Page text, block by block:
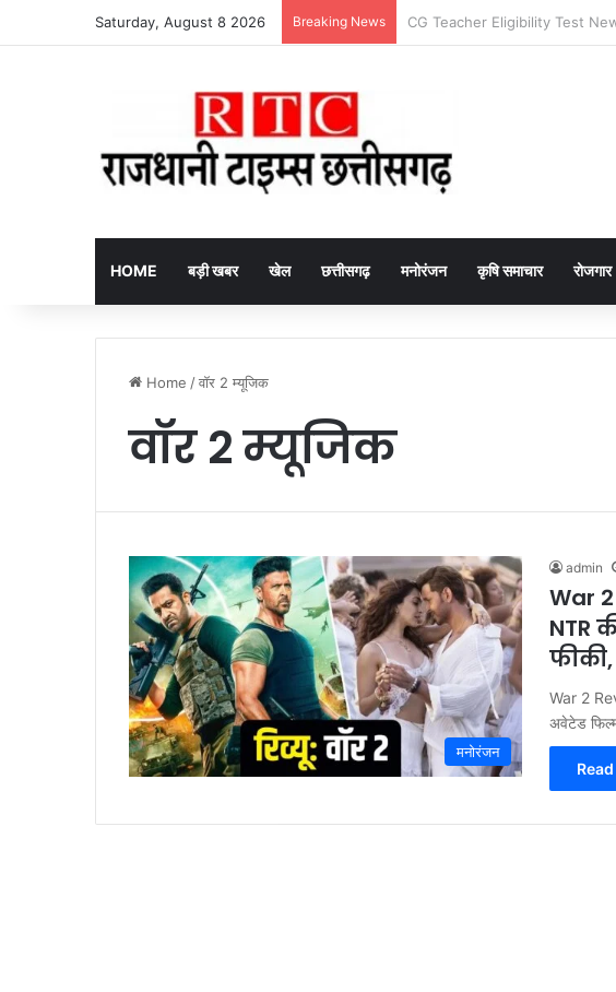
Saturday, August 8 2026 Breaking News Arrested fake online payment
HOME बड़ी खबर खेल छत्तीसगढ़ मनोरंजन कृषि समाचार रोजगार
Home /वॉर 2 म्यूजिक
वॉर 2 म्यूजिक
मनोरंजन
admin
War
NTR
War 2
अवेटेड फिल्म